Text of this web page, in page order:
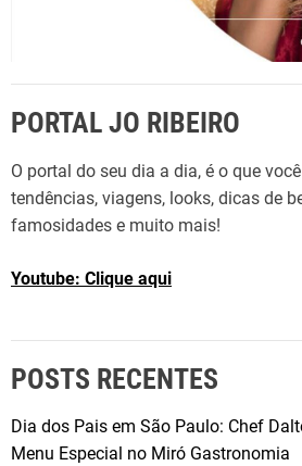
PORTAL JO RIBEIRO
O portal do seu dia a dia, é o que
tendências, viagens, looks, dicas de
famosidades e muito mais!
Youtube: Clique aqui
POSTS RECENTES
Dia dos Pais em São Paulo: Chef
Menu Especial no Miró Gastronomia